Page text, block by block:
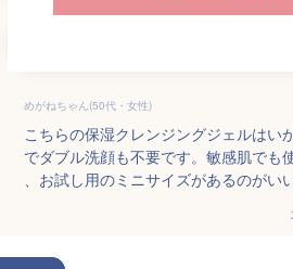
めがねちゃん(50代・女性)
こちらの保湿クレンジングジェルはい
でダブル洗顔も不要です。敏感肌でも
、お試し用のミニサイズがあるのがい